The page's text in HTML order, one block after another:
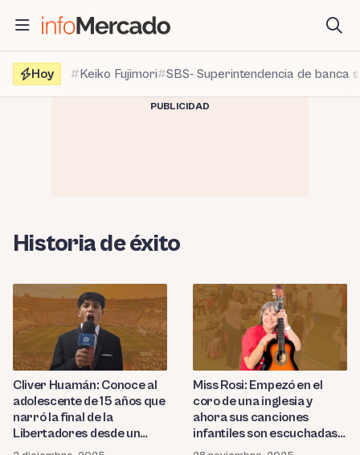
contenido
Hoy
Keiko Fujimori SBS- Superintendencia de banca
PUBLICIDAD
Historia de éxito
Cliver Huamán: Conoce al
adolescente de 15 años que
narró la final de la
Libertadores desde un
cerro y conquistó las redes
Miss Rosi: Empezó en el
coro de una inglesia y
ahora sus canciones
infantiles son escuchadas
en más de 30 países